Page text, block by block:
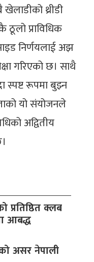
थ्रीडी
प्राविधिक
निर्णयलाई अझ
गरिएको छ। साथै
स्पष्ट रूपमा बुझ्न
यो संयोजनले
अद्वितीय
प्रतिष्ठित क्लब
आबद्ध
असर नेपाली